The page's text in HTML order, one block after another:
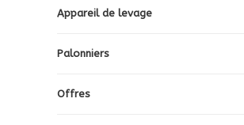
Appareil de levage
Palonniers
Offres